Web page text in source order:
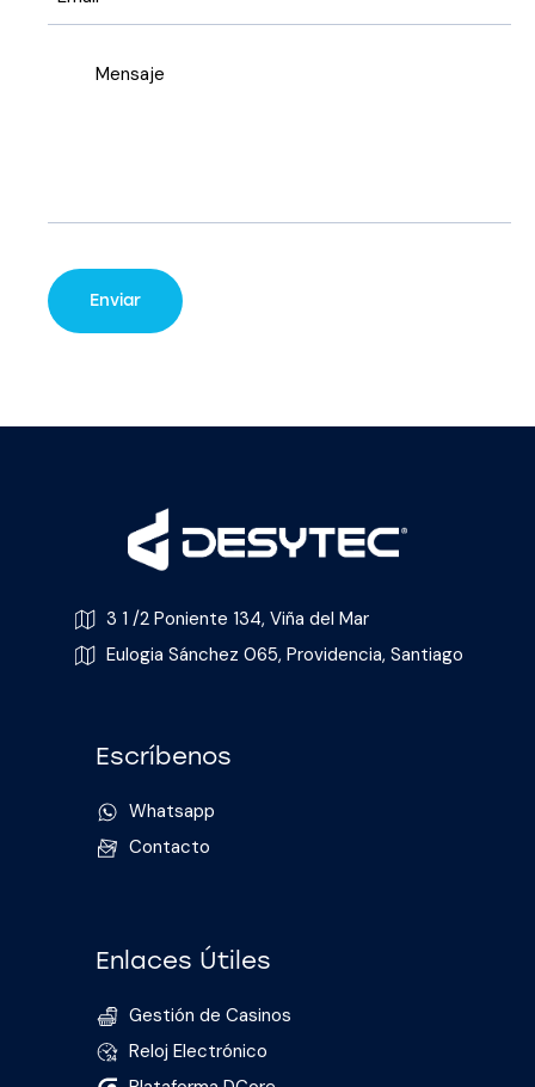
3 1 /2 Poniente 134, Viña del Mar
Eulogia Sánchez 065, Providencia, Santiago
Escríbenos
Whatsapp
Contacto
Enlaces Útiles
Gestión de Casinos
Reloj Electrónico